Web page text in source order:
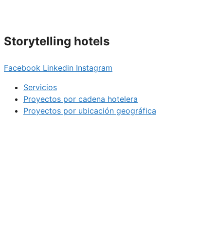
Storytelling hotels
Facebook Linkedin Instagram
Servicios
Proyectos por cadena hotelera
Proyectos por ubicación geográfica